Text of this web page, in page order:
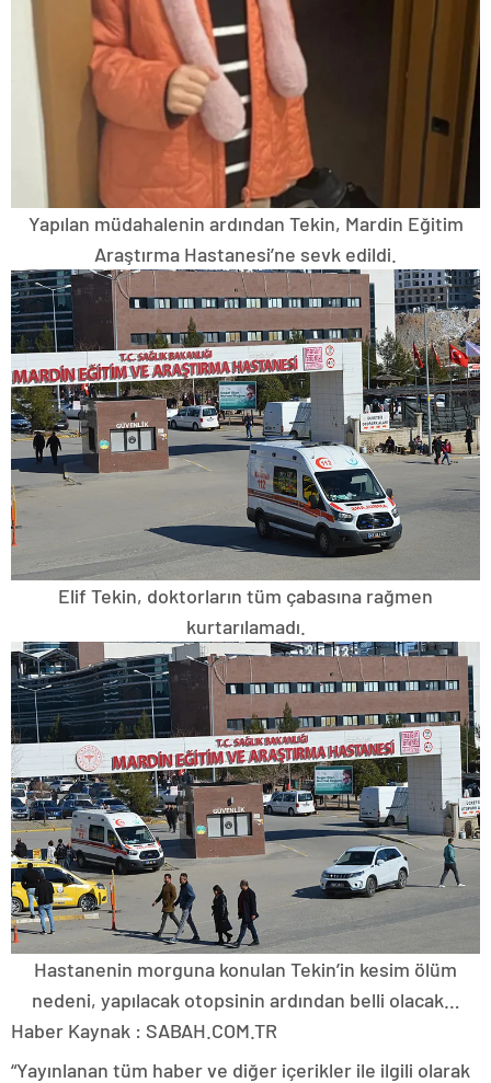
Yapılan müdahalenin ardından Tekin, Mardin Eğitim
Araştırma Hastanesi’ne sevk edildi.
Elif Tekin, doktorların tüm çabasına rağmen
kurtarılamadı.
Hastanenin morguna konulan Tekin’in kesim ölüm
nedeni, yapılacak otopsinin ardından belli olacak…
Haber Kaynak : SABAH.COM.TR
“Yayınlanan tüm haber ve diğer içerikler ile ilgili olarak